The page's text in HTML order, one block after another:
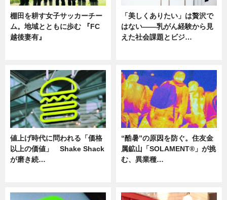
棚田を耕す女子サッカーチー
ム。地域とともに歩む 『FC
越後妻有』
「美しくありたい」は贅沢で
はない――乳がん経験から見
えた社会課題とビジ…
値上げ時代に問われる「価格
以上の価値」 Shake Shack
が磨き続…
“酷暑”の原因を防ぐ。住友金
属鉱山「SOLAMENT®」が挑
む、異業種…